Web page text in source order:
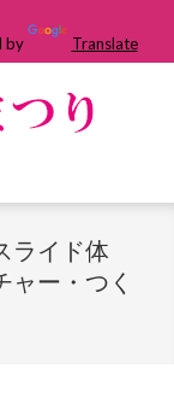
by Translate
ライド体
ー・つく